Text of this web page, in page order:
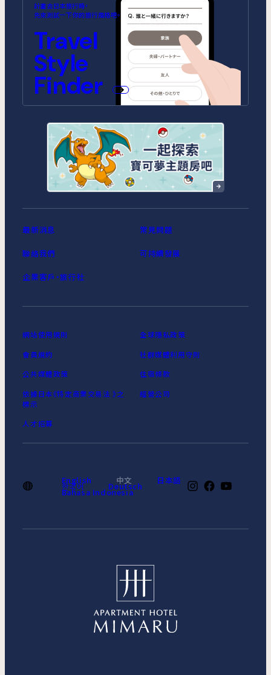
MIMARU SUITES 東京浅草
MIMARU東京 池袋
MIMARU SUITES 東京日本橋
MIMARU東京 錦糸町
MIMARU東京 STATION EAST
MIMARU東京 赤坂
MIMARU東京 上野稲荷町
MIMARU東京 上野NORTH
MIMARU東京 上野EAST
MIMARU東京 上野御徒町
MIMARU東京 新宿WEST
MIMARU東京 日本橋水天宮前
MIMARU東京 八丁堀
MIMARU東京 浅草STATION
MIMARU SUITES 京都
CENTRAL
MIMARU京都 河原町五条
MIMARU京都 STATION
MIMARU京都 新町三条
MIMARU京都 四条WEST(旧
MIMARU京都 西洞院高辻)
MIMARU京都 二条城
MIMARU SUITES 京都四条
MIMARU大阪 難波STATION
ANNEX (將於2026年10月1日開
MIMARU大阪 心斎橋CENTRAL
(將於2026年9月1日開幕)
MIMARU大阪 心斎橋NORTH
MIMARU大阪 心斎橋EAST
MIMARU大阪 難波STATION
MIMARU大阪 心斎橋WEST
MIMARU大阪 難波NORTH
計畫去日本旅行時，
先來測試一下你的旅行風格吧。
Travel
Style
Finder
最新消息 常見問題
聯絡我們 可持續發展
企業客戶‧旅行社
網站使用規則 全球隱私政策
會員規約 社群媒體利用守則
公共媒體政策 住宿條款
依據日本《特定商業交易法 》之
標示
經營公司
人才招募
English 中文 日本語
한국어 Deutsch
Bahasa Indonesia